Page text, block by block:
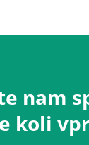
nam
koli